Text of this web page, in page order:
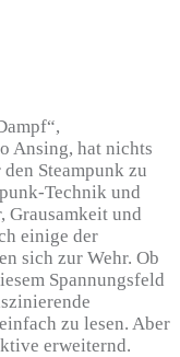
Ansing, hat nichts
Steampunk zu
Technik und
Grausamkeit und
einige der
sich zur Wehr. Ob
Spannungsfeld
zu lesen. Aber
erweiternd.